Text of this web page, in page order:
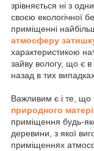
зрівняється ні з
своєю екологічної
приміщенні
атмосферу
характеристикою
зайву вологу, що є в
назад в тих
Важливим є і те, що
природного
приміщення будь-
деревини, з якої
приміщеннях